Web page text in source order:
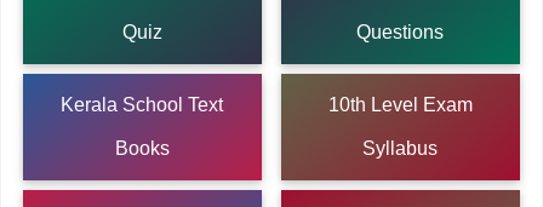
Quiz Questions
Kerala School Text
Books
10th Level Exam
Syllabus